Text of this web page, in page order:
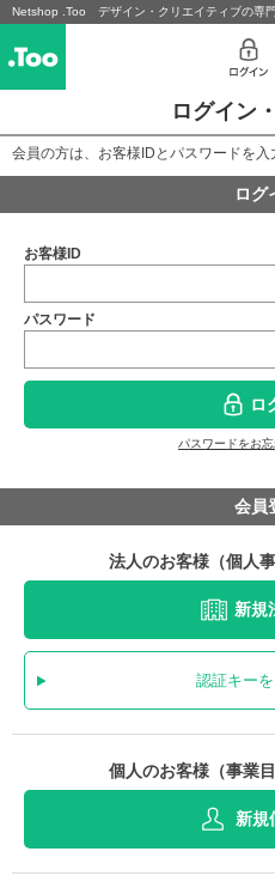
Netshop .Too デザイン・クリエイティブの専
ログイン
会員の方は、お客様IDとパスワードを入
ログ
お客様ID
パスワード
ロ
パスワードをお
会員
法人のお客様（個人
新規
認証キー
個人のお客様（事業
新規